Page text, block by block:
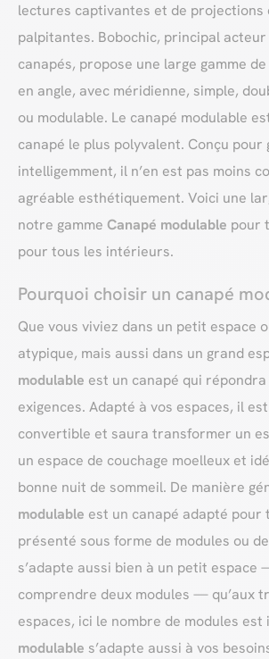
lectures captivantes et de projections
palpitantes. Bobochic, principal
canapés, propose une large gamme
en angle, avec méridienne, simple,
ou modulable. Le canapé modulable
canapé le plus polyvalent. Conçu pour
intelligemment, il n’en est pas moins
agréable esthétiquement. Voici une
notre gamme Canapé modulable pour
pour tous les intérieurs.
Pourquoi choisir un canapé
Que vous viviez dans un petit espace
atypique, mais aussi dans un grand
modulable est un canapé qui
exigences. Adapté à vos espaces, il
convertible et saura transformer un
un espace de couchage moelleux et
bonne nuit de sommeil. De manière
modulable est un canapé adapté pour
présenté sous forme de modules ou de
s’adapte aussi bien à un petit espace
comprendre deux modules — qu’aux
espaces, ici le nombre de modules est
modulable s’adapte aussi à vos